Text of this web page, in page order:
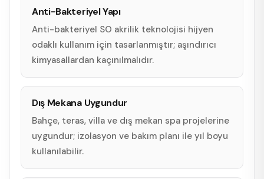
Anti-Bakteriyel Yapı
Anti-bakteriyel SO akrilik teknolojisi hijyen
odaklı kullanım için tasarlanmıştır; aşındırıcı
kimyasallardan kaçınılmalıdır.
Dış Mekana Uygundur
Bahçe, teras, villa ve dış mekan spa projelerine
uygundur; izolasyon ve bakım planı ile yıl boyu
kullanılabilir.